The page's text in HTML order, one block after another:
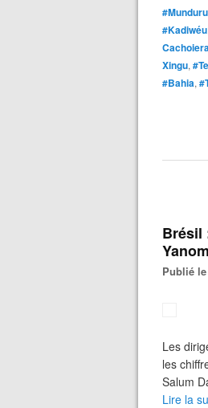
#Kadiwéu
Xingu,
#Bahia,
Brésil
Publié
Les
les
Salum
Lire la